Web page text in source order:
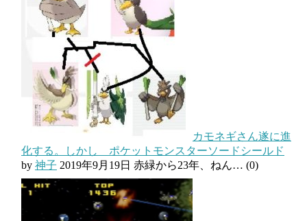
カモネギさん遂に進
化する。しかし ポケットモンスターソードシールド
by 神子 2019年9月19日 赤緑から23年、ねん… (0)